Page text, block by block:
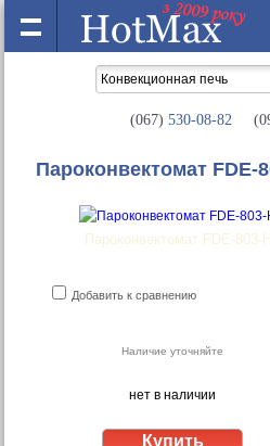
(067) 530-08-82
Пароконвектомат FDE-
Пароконвектомат FDE-803-
Добавить к сравнению
Наличие уточняйте
нет в наличии